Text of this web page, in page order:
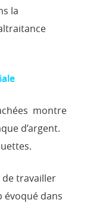
la
montre
d’argent.
de travailler
évoqué dans